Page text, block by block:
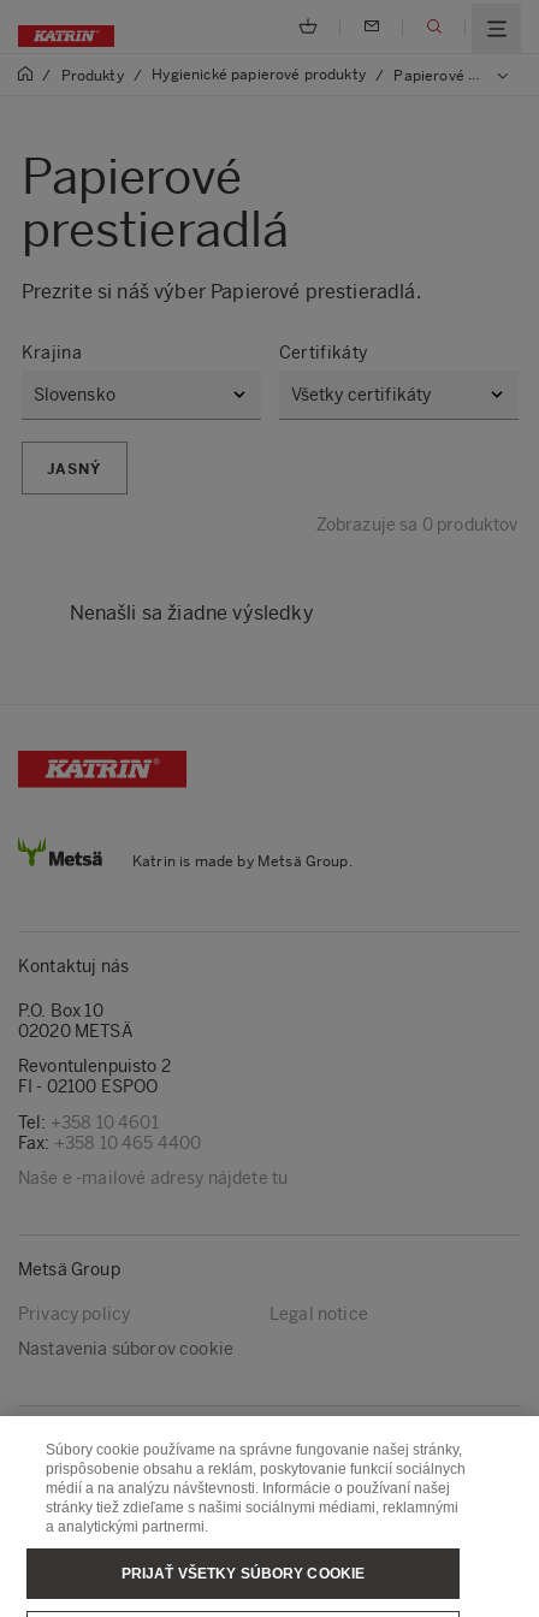
/ Produkty / Hygienické papierové produkty / Papierové prestieradlá
Papierové
prestieradlá
Prezrite si náš výber Papierové prestieradlá.
Krajina Certifikáty
JASNÝ
Zobrazuje sa 0 produktov
Nenašli sa žiadne výsledky
Katrin is made by Metsä Group.
Kontaktuj nás
P.O. Box 10
02020 METSÄ
Revontulenpuisto 2
FI - 02100 ESPOO
Tel: +358 10 4601
Fax: +358 10 465 4400
Naše e -mailové adresy nájdete tu
Metsä Group
Privacy policy
Legal notice
Nastavenia súborov cookie
Nasleduj nás
LinkedIn Youtube
Metsä Fibre
Metsä Forest
Metsä Spring
Súbory cookie používame na správne fungovanie našej stránky,
prispôsobenie obsahu a reklám, poskytovanie funkcií sociálnych
médií a na analýzu návštevnosti. Informácie o používaní našej
stránky tiež zdieľame s našimi sociálnymi médiami, reklamnými
a analytickými partnermi.
PRIJAŤ VŠETKY SÚBORY COOKIE